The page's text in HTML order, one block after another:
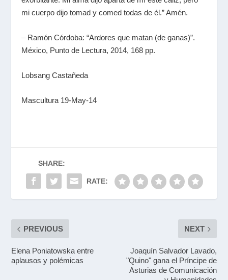
mi cuerpo dijo tomad y comed todas de él.” Amén.
– Ramón Córdoba: “Ardores que matan (de ganas)”.
México, Punto de Lectura, 2014, 168 pp.
Lobsang Castañeda
Mascultura 19-May-14
SHARE:
RATE:
PREVIOUS
Elena Poniatowska entre
aplausos y polémicas
NEXT
Joaquín Salvador Lavado,
"Quino" gana el Príncipe de
Asturias de Comunicación